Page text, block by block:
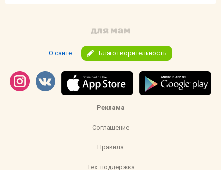
О сайте Благотворительность
Реклама
Соглашение
Правила
Тех. поддержка